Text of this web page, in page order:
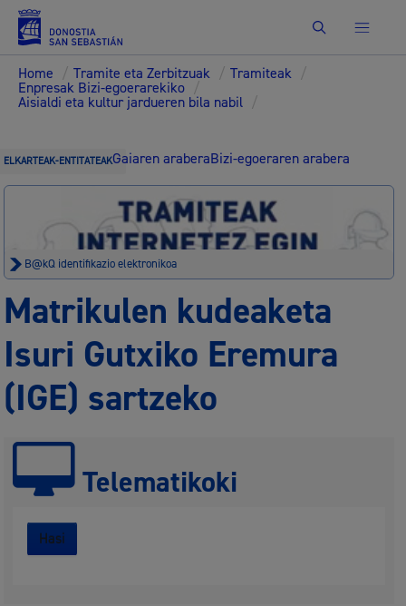
Bilatu
Home / Tramite eta Zerbitzuak / Tramiteak /
Enpresak Bizi-egoerarekiko /
Aisialdi eta kultur jardueren bila nabil /
ELKARTEAK-ENTITATEAKGaiaren araberaBizi-egoeraren arabera
B@kQ identifikazio elektronikoa
Matrikulen kudeaketa
Isuri Gutxiko Eremura
(IGE) sartzeko
Telematikoki
Hasi